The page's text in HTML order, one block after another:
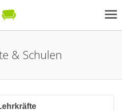
& Schulen